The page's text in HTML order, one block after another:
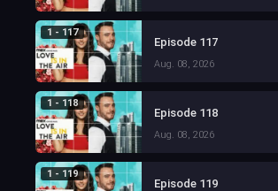
1 - 117
Episode 117
Aug. 08, 2026
1 - 118
Episode 118
Aug. 08, 2026
1 - 119
Episode 119